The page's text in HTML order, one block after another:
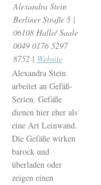
Alexandra Stein
Berliner Straße 5 |
06108 Halle/ Saale
0049 0176 5297
8752 | Website
Alexandra Stein
arbeitet an Gefäß-
Serien. Gefäße
dienen hier eher als
eine Art Leinwand.
Die Gefäße wirken
barock und
überladen oder
zeigen einen